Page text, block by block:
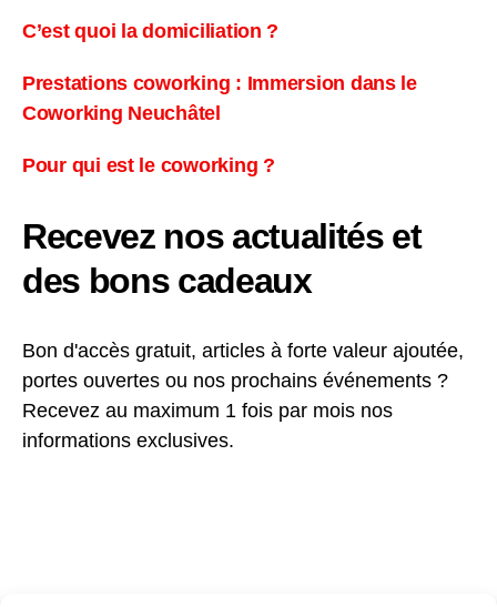
C’est quoi la domiciliation ?
Prestations coworking : Immersion dans le
Coworking Neuchâtel
Pour qui est le coworking ?
Recevez nos actualités et
des bons cadeaux
Bon d'accès gratuit, articles à forte valeur ajoutée,
portes ouvertes ou nos prochains événements ?
Recevez au maximum 1 fois par mois nos
informations exclusives.